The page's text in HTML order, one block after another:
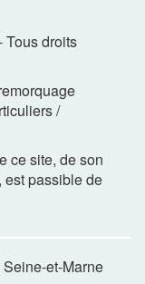
Tous droits
/
ce site, de son
est passible de
et-Marne